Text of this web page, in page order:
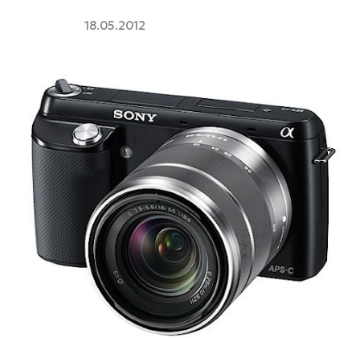
18.05.2012